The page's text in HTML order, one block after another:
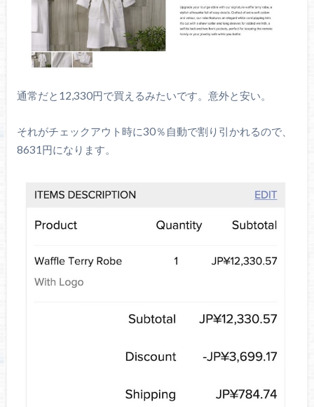
通常だと12,330円で買えるみたいです。意外と安い。
それがチェックアウト時に30％自動で割り引かれるので、
8631円になります。